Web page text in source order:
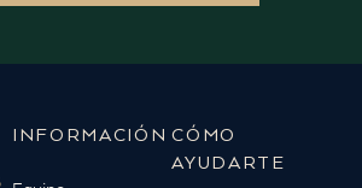
INFORMACIÓN CÓMO
AYUDARTE